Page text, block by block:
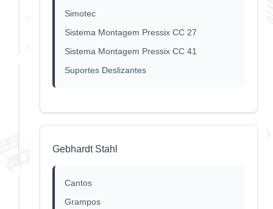
Simotec
Sistema Montagem Pressix CC 27
Sistema Montagem Pressix CC 41
Suportes Deslizantes
Gebhardt Stahl
Cantos
Grampos
Arruela
Arruela
DIN
HCP
Arruela